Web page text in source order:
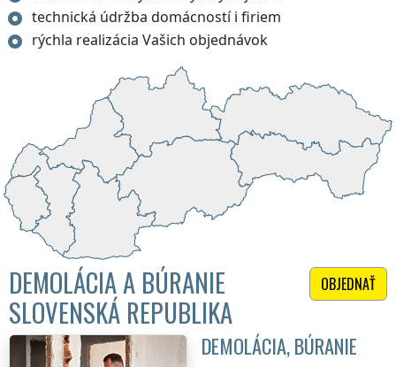
technická údržba domácností i firiem
rýchla realizácia Vašich objednávok
OBJEDNAŤ
DEMOLÁCIA A BÚRANIE
SLOVENSKÁ REPUBLIKA
DEMOLÁCIA, BÚRANIE